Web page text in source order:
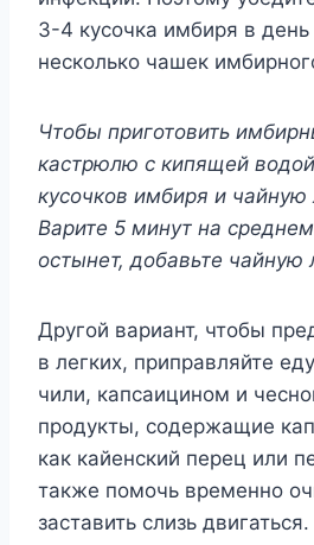
3-4 кусочка имбиря в
несколько чашек
Чтобы приготовить
кастрюлю с кипящей
кусочков имбиря и чайную
Варите 5 минут на
остынет, добавьте чайную
Другой вариант, чтобы
в легких, приправляйте
чили, капсаицином и
продукты, содержащие
как кайенский перец или
также помочь временно
заставить слизь двигаться.